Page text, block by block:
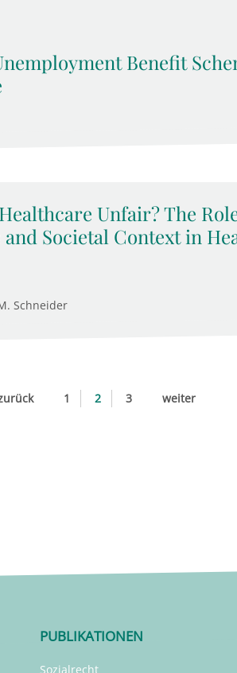
Benefit
Unfair? The
Societal Context in
Schneider
1 2 3 weiter
PUBLIKATIONEN
Sozialrecht